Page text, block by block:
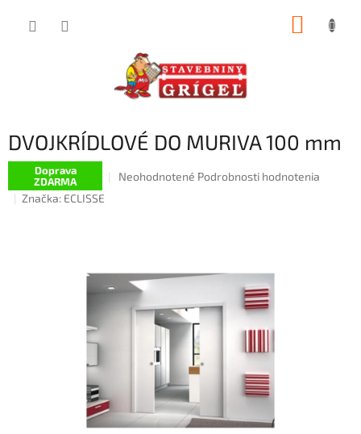
DVOJKRÍDLOVÉ DO MURIVA 100 mm
Doprava
ZDARMA
Priemerné
hviezdičiek.
Neohodnotené Podrobnosti hodnotenia
Značka: ECLISSE